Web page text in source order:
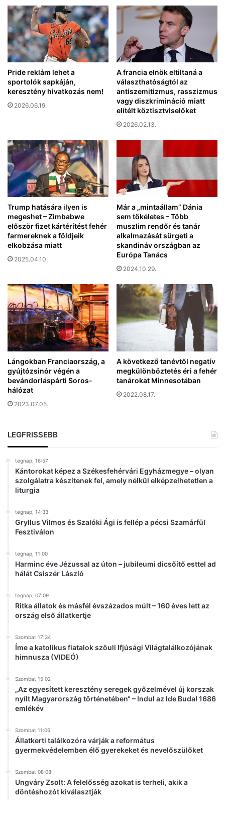
i
g
y
a
k
r
n
k
r
o
g
r
a
m
j
á
n
a
k
!
I
d
i
á
b
a
n
,
h
m
é
g
t
ö
b
b
k
e
r
s
t
é
n
y
t
c
s
u
h
a
s
n
l
Pride reklám lehet a
sportolók sapkáján,
keresztény hivatkozás nem!
2026.06.19.
A francia elnök eltiltaná a
választhatóságtól az
antiszemitizmus, rasszizmus
vagy diszkrimináció miatt
elítélt köztisztviselőket
2026.02.13.
Trump hatására ilyen is
megeshet – Zimbabwe
először fizet kártérítést fehér
farmereknek a földjeik
elkobzása miatt
2025.04.10.
Már a „mintaállam” Dánia
sem tökéletes – Több
muszlim rendőr és tanár
alkalmazását sürgeti a
skandináv országban az
Európa Tanács
2024.10.29.
Lángokban Franciaország, a
gyújtózsinór végén a
bevándorláspárti Soros-
hálózat
2023.07.05.
A következő tanévtől negatív
megkülönböztetés éri a fehér
tanárokat Minnesotában
2022.08.17.
LEGFRISSEBB
tegnap, 16:57
Kántorokat képez a Székesfehérvári Egyházmegye – olyan
szolgálatra készítenek fel, amely nélkül elképzelhetetlen a
liturgia
tegnap, 14:33
Gryllus Vilmos és Szalóki Ági is fellép a pécsi Szamárfül
Fesztiválon
tegnap, 11:00
Harminc éve Jézussal az úton – jubileumi dicsőítő esttel ad
hálát Csiszér László
tegnap, 07:09
Ritka állatok és másfél évszázados múlt – 160 éves lett az
ország első állatkertje
Szombat 17:34
Íme a katolikus fiatalok szöuli Ifjúsági Világtalálkozójának
himnusza (VIDEÓ)
Szombat 15:02
„Az egyesített keresztény seregek győzelmével új korszak
nyílt Magyarország történetében“ – Indul az Ide Buda! 1686
emlékév
Szombat 11:06
Állatkerti találkozóra várják a református
gyermekvédelemben élő gyerekeket és nevelőszülőket
Szombat 08:08
Ungváry Zsolt: A felelősség azokat is terheli, akik a
döntéshozót kiválasztják